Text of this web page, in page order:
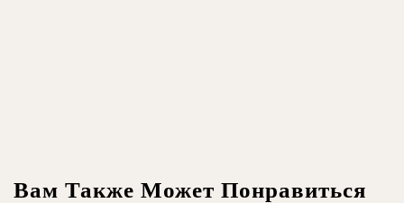
Вам Также Может Понравиться